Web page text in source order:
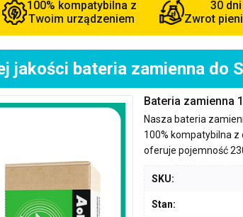
100% kompatybilna z
Twoim urządzeniem
30 dni
Zwrot
jakości bateria zamienna do
Bateria zamienna
Nasza bateria
100% kompatybilna
oferuje pojemność
SKU:
Stan: